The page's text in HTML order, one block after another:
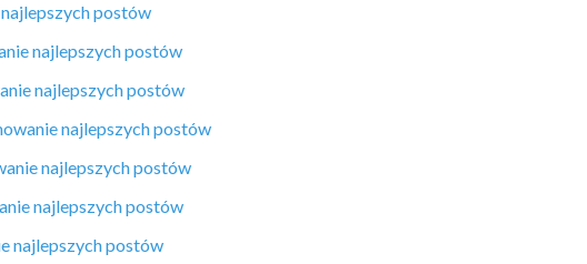
postów
najlepszych postów
najlepszych postów
najlepszych postów
najlepszych postów
najlepszych postów
najlepszych postów